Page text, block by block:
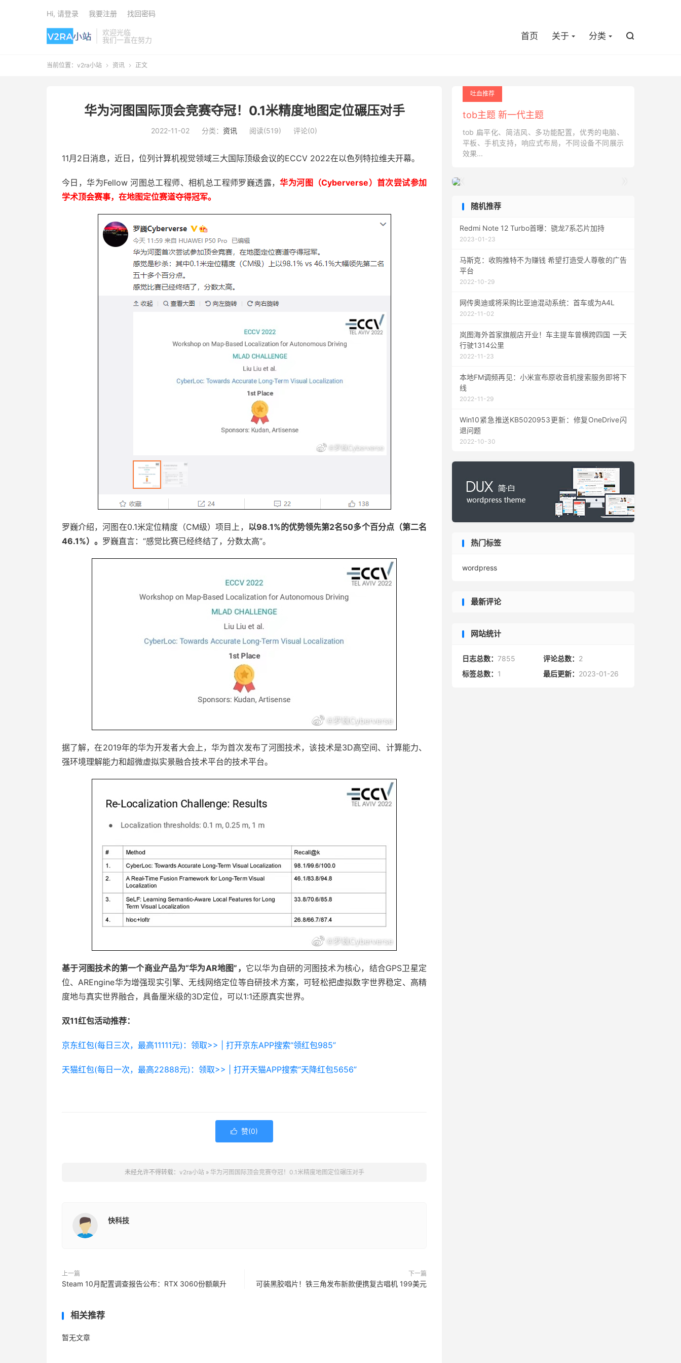
欢迎光临
我们一直在努力
首页 关于 分类 
Hi, 请登录 我要注册 找回密码
当前位置： v2ra小站  资讯  正文
华为河图国际顶会竞赛夺冠！0.1米精度地图定位碾压对手
2022-11-02 分类： 资讯 阅读(519) 评论(0)
11月2日消息，近日，位列计算机视觉领域三大国际顶级会议的ECCV 2022在以色列特拉维夫开幕。
今日，华为Fellow 河图总工程师、相机总工程师罗巍透露，华为河图（Cyberverse）首次尝试参加
学术顶会赛事，在地图定位赛道夺得冠军。
罗巍介绍，河图在0.1米定位精度（CM级）项目上， 以98.1%的优势领先第2名50多个百分点（第二名
46.1%）。 罗巍直言：“感觉比赛已经终结了，分数太高”。
据了解，在2019年的华为开发者大会上，华为首次发布了河图技术，该技术是3D高空间、计算能力、
强环境理解能力和超微虚拟实景融合技术平台的技术平台。
基于河图技术的第一个商业产品为“华为AR地图”， 它以华为自研的河图技术为核心，结合GPS卫星定
位、AREngine华为增强现实引擎、无线网络定位等自研技术方案，可轻松把虚拟数字世界稳定、高精
度地与真实世界融合，具备厘米级的3D定位，可以1:1还原真实世界。
双11红包活动推荐：
京东红包(每日三次，最高11111元)：领取>> | 打开京东APP搜索“领红包985”
天猫红包(每日一次，最高22888元)：领取>> | 打开天猫APP搜索“天降红包5656”
 赞(0)
未经允许不得转载： v2ra小站» 华为河图国际顶会竞赛夺冠！0.1米精度地图定位碾压对手
快科技
上一篇
Steam 10月配置调查报告公布：RTX 3060份额飙升
下一篇
可装黑胶唱片！铁三角发布新款便携复古唱机 199美元
相关推荐
暂无文章
吐血推荐
tob主题 新一代主题
tob 扁平化、简洁风、多功能配置，优秀的电脑、
平板、手机支持，响应式布局，不同设备不同展示
效果...

随机推荐
Redmi Note 12 Turbo首曝：骁龙7系芯片加持
2023-01-23
马斯克：收购推特不为赚钱 希望打造受人尊敬的广告
平台
2022-10-29
网传奥迪或将采购比亚迪混动系统：首车或为A4L
2022-11-02
岚图海外首家旗舰店开业！车主提车曾横跨四国 一天
行驶1314公里
2022-11-23
本地FM调频再见：小米宣布原收音机搜索服务即将下
线
2022-11-29
Win10紧急推送KB5020953更新：修复OneDrive闪
退问题
2022-10-30
热门标签
wordpress
最新评论
网站统计
日志总数： 7855 评论总数： 2
标签总数： 1 最后更新： 2023-01-26